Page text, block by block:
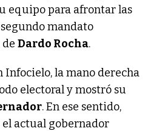
equipo para afrontar las
mandato
Dardo Rocha.
Infocielo, la mano derecha
electoral y mostró su
. En ese sentido,
el actual gobernador